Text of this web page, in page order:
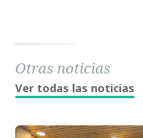
Otras noticias
Ver todas las noticias